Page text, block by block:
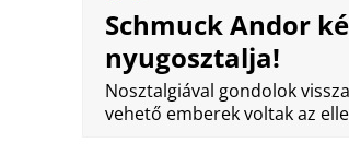
Schmuck Andor
nyugosztalja!
Nosztalgiával gondolok
vehető emberek voltak az